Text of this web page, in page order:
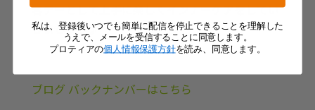
容デーとして上手に楽しくインナーケアをしてい
きましょう♪
ブログ バックナンバーはこちら
私は、登録後いつでも簡単に配信を停止できることを理解した
うえで、メールを受信することに同意します。
プロティアの個人情報保護方針を読み、同意します。